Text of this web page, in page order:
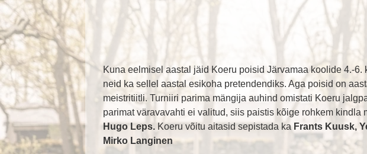
Kuna eelmisel aastal jäid Koeru poisid Järvamaa koolide 4.-
neid ka sellel aastal esikoha pretendendiks. Aga poisid on
meistritiitli. Turniiri parima mängija auhind omistati Koeru
parimat väravavahti ei valitud, siis paistis kõige rohkem
Hugo Leps. Koeru võitu aitasid sepistada ka Frants Kuusk,
Mirko Langinen